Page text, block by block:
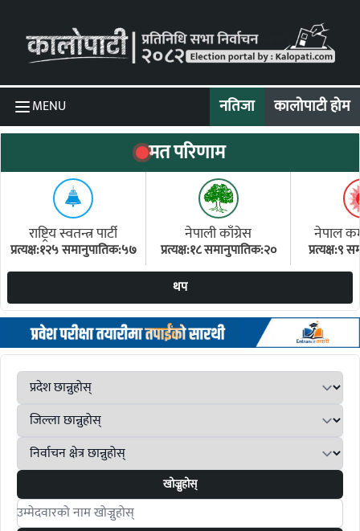
MENU नतिजा कालोपाटी होम
मत परिणाम
राष्ट्रिय स्वतन्त्र पार्टी
प्रत्यक्ष:१२५ समानुपातिक:५७
नेपाली काँग्रेस
प्रत्यक्ष:१८ समानुपातिक:२०
नेपाल
प्रत्यक्ष:९
थप
खोज्नुहोस्
Search candidates